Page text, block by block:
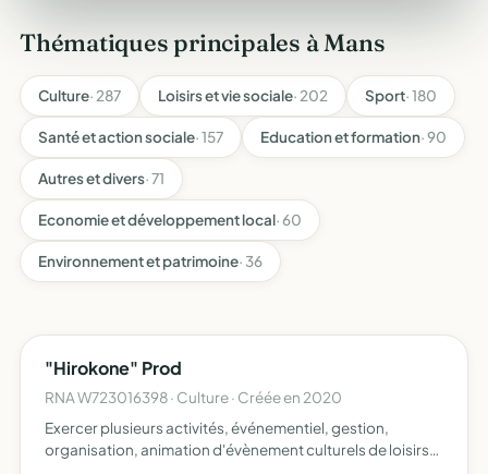
Thématiques principales à Mans
Culture· 287 Loisirs et vie sociale· 202 Sport· 180
Santé et action sociale· 157 Education et formation· 90
Autres et divers· 71
Economie et développement local· 60
Environnement et patrimoine· 36
"Hirokone" Prod
RNA W723016398 · Culture · Créée en 2020
Exercer plusieurs activités, événementiel, gestion,
organisation, animation d'évènement culturels de loisirs